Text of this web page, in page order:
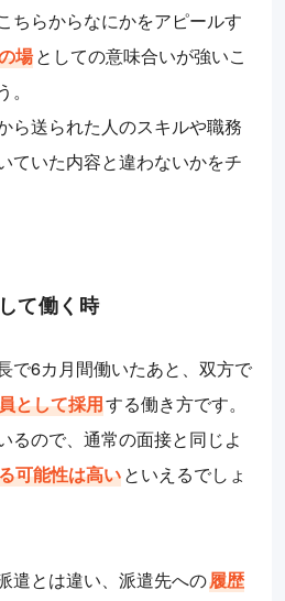
ちらからなにかをアピールす
場としての意味合いが強いこ
ら送られた人のスキルや職務
ていた内容と違わないかをチ
て働く時
で6カ月間働いたあと、双方で
として採用する働き方です。
るので、通常の面接と同じよ
可能性は高いといえるでしょ
遣とは違い、派遣先への履歴